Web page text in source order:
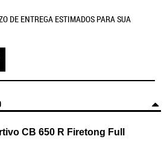
DE ENTREGA ESTIMADOS PARA SUA
CB 650 R Firetong Full